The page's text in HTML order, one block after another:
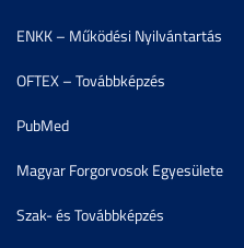
ENKK – Működési Nyilvántartás
OFTEX – Továbbképzés
PubMed
Magyar Forgorvosok Egyesülete
Szak- és Továbbképzés